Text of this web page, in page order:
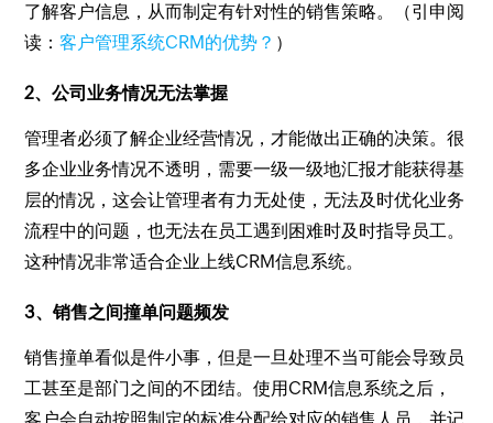
了解客户信息，从而制定有针对性的销售策略。（引申阅
读：客户管理系统CRM的优势？ ）
2、公司业务情况无法掌握
管理者必须了解企业经营情况，才能做出正确的决策。很
多企业业务情况不透明，需要一级一级地汇报才能获得基
层的情况，这会让管理者有力无处使，无法及时优化业务
流程中的问题，也无法在员工遇到困难时及时指导员工。
这种情况非常适合企业上线CRM信息系统。
3、销售之间撞单问题频发
销售撞单看似是件小事，但是一旦处理不当可能会导致员
工甚至是部门之间的不团结。使用CRM信息系统之后，